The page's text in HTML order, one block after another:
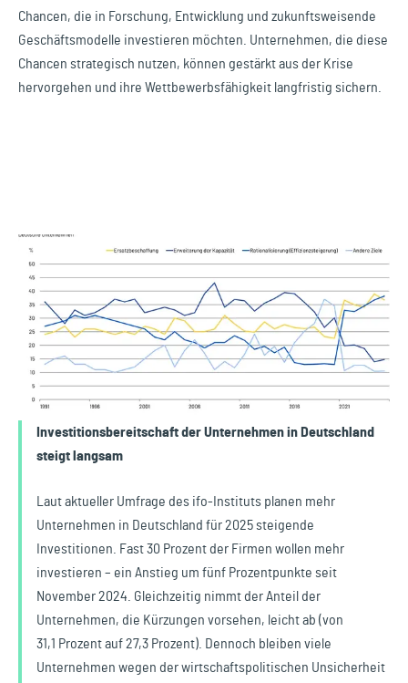
Chancen, die in Forschung, Entwicklung und zukunftsweisende
Geschäftsmodelle investieren möchten. Unternehmen, die diese
Chancen strategisch nutzen, können gestärkt aus der Krise
hervorgehen und ihre Wettbewerbsfähigkeit langfristig sichern.
Investitionsbereitschaft der Unternehmen in Deutschland
steigt langsam
Laut aktueller Umfrage des ifo-Instituts planen mehr
Unternehmen in Deutschland für 2025 steigende
Investitionen. Fast 30 Prozent der Firmen wollen mehr
investieren – ein Anstieg um fünf Prozentpunkte seit
November 2024. Gleichzeitig nimmt der Anteil der
Unternehmen, die Kürzungen vorsehen, leicht ab (von
31,1 Prozent auf 27,3 Prozent). Dennoch bleiben viele
Unternehmen wegen der wirtschaftspolitischen Unsicherheit